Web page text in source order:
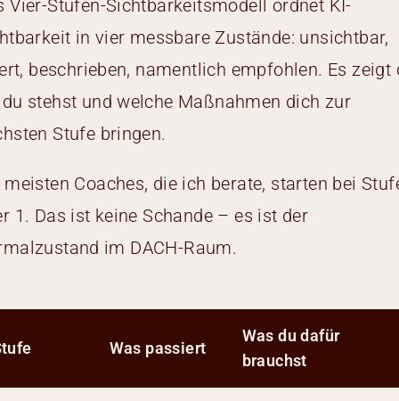
Vier-Stufen-Sichtbarkeitsmodell ordnet KI-
in vier messbare Zustände: unsichtbar,
beschrieben, namentlich empfohlen. Es zeigt
stehst und welche Maßnahmen dich zur
Stufe bringen.
meisten Coaches, die ich berate, starten bei
1. Das ist keine Schande – es ist der
im DACH-Raum.
Was passiert
Was du dafür
brauchst